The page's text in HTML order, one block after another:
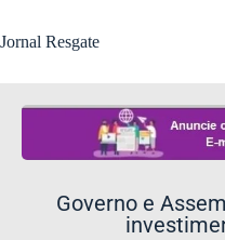
Jornal Resgate
Governo e